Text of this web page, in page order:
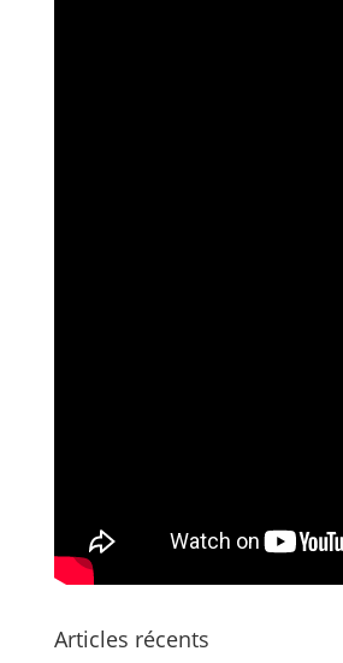
Articles récents